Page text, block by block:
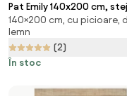
Pat Emily 140x200 cm,
Saltele: Fara saltea,
pat: Cu lamele curbate
140×200 cm, cu picioare,
lemn
(2)
În stoc